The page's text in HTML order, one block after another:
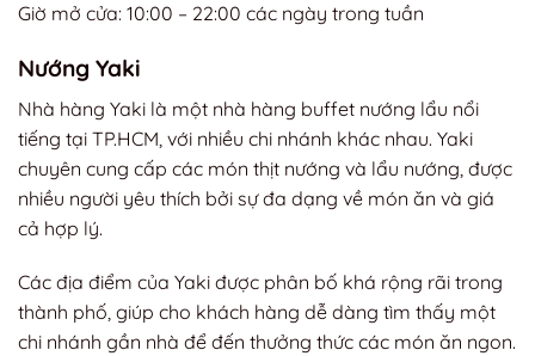
Giờ mở cửa: 10:00 – 22:00 các ngày trong tuần
Nướng Yaki
Nhà hàng Yaki là một nhà hàng buffet nướng lẩu nổi
tiếng tại TP.HCM, với nhiều chi nhánh khác nhau. Yaki
chuyên cung cấp các món thịt nướng và lẩu nướng, được
nhiều người yêu thích bởi sự đa dạng về món ăn và giá
cả hợp lý.
Các địa điểm của Yaki được phân bố khá rộng rãi trong
thành phố, giúp cho khách hàng dễ dàng tìm thấy một
chi nhánh gần nhà để đến thưởng thức các món ăn ngon.